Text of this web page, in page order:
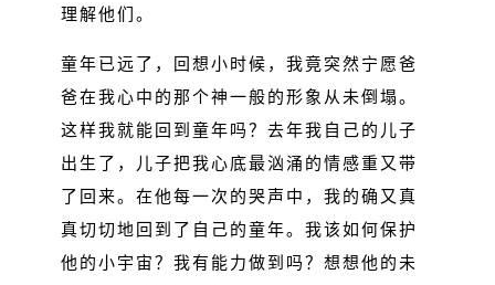
理解他们。
童年已远了，回想小时候，我竟突然宁愿爸
爸在我心中的那个神一般的形象从未倒塌。
这样我就能回到童年吗？去年我自己的儿子
出生了，儿子把我心底最汹涌的情感重又带
了回来。在他每一次的哭声中，我的确又真
真切切地回到了自己的童年。我该如何保护
他的小宇宙？我有能力做到吗？想想他的未